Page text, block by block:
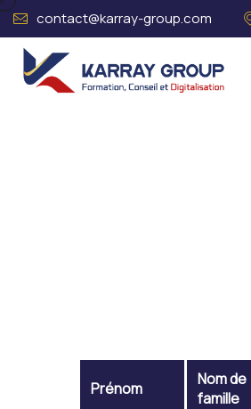
contact@karray-group.com
Prénom
Nom de
famille